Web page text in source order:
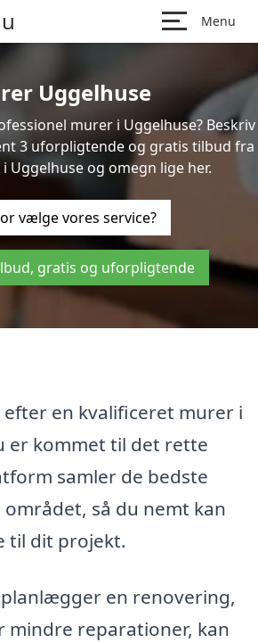
Menu
Uggelhuse
murer i Uggelhuse? Beskriv
3 uforpligtende og gratis tilbud fra
Uggelhuse og omegn lige her.
vælge vores service?
gratis og uforpligtende
efter en kvalificeret murer i
er kommet til det rette
samler de bedste
så du nemt kan
til dit projekt.
en renovering,
mindre reparationer, kan